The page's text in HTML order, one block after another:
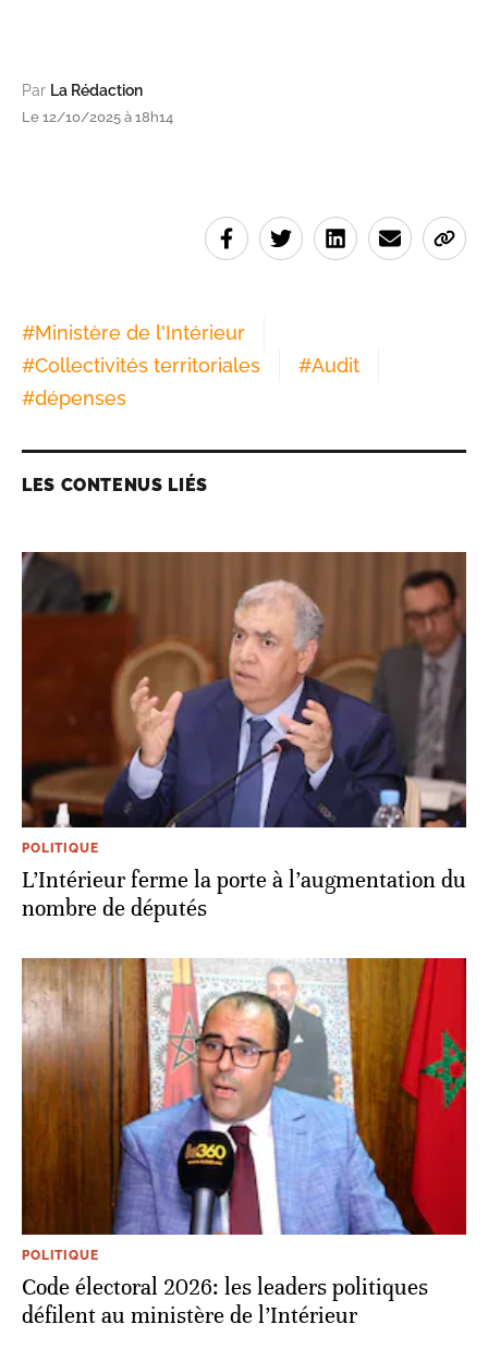
Par La Rédaction
Le 12/10/2025 à 18h14
#Ministère de l'Intérieur
#Collectivités territoriales #Audit
#dépenses
LES CONTENUS LIÉS
POLITIQUE
L’Intérieur ferme la porte à l’augmentation du
nombre de députés
POLITIQUE
Code électoral 2026: les leaders politiques
défilent au ministère de l’Intérieur